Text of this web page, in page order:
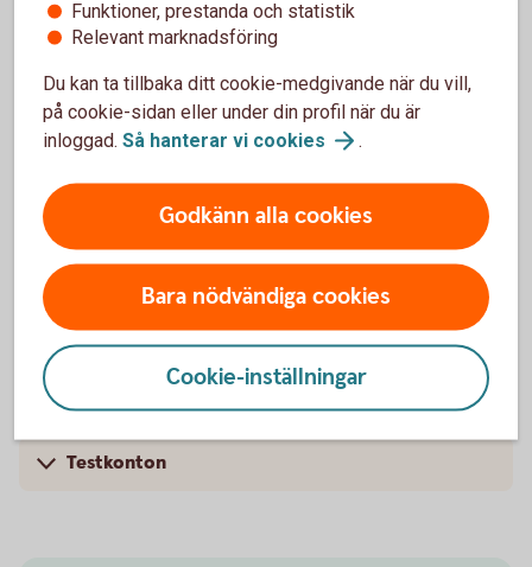
Så här gör du för att testa
Läs
ISO20022 - Swedbank Validex instruktion
SwedbankValidex (eken.validex.net)
Testkonton
Funktioner, prestanda och statistik
Relevant marknadsföring
Du kan ta tillbaka ditt cookie-medgivande när du vill,
på cookie-sidan eller under din profil när du är
inloggad. Så hanterar vi cookies .
Godkänn alla cookies
Bara nödvändiga cookies
Cookie-inställningar